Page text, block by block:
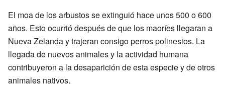
El moa de los arbustos se extinguió hace unos 500 o 600
años. Esto ocurrió después de que los maoríes llegaran a
Nueva Zelanda y trajeran consigo perros polinesios. La
llegada de nuevos animales y la actividad humana
contribuyeron a la desaparición de esta especie y de otros
animales nativos.